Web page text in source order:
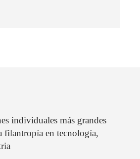
individuales más grandes
filantropía en tecnología,